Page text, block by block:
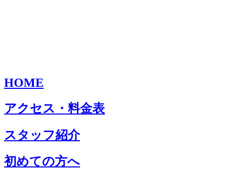
HOME
アクセス・料金表
スタッフ紹介
初めての方へ